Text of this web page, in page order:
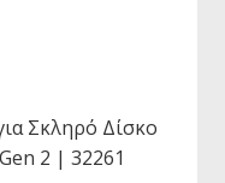
Σκληρό Δίσκο
2 | 32261